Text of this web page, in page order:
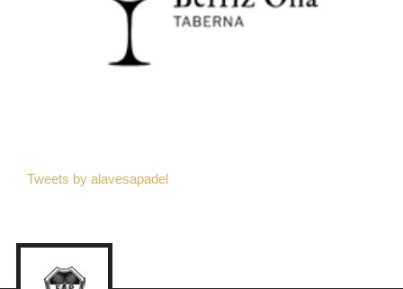
Tweets by alavesapadel